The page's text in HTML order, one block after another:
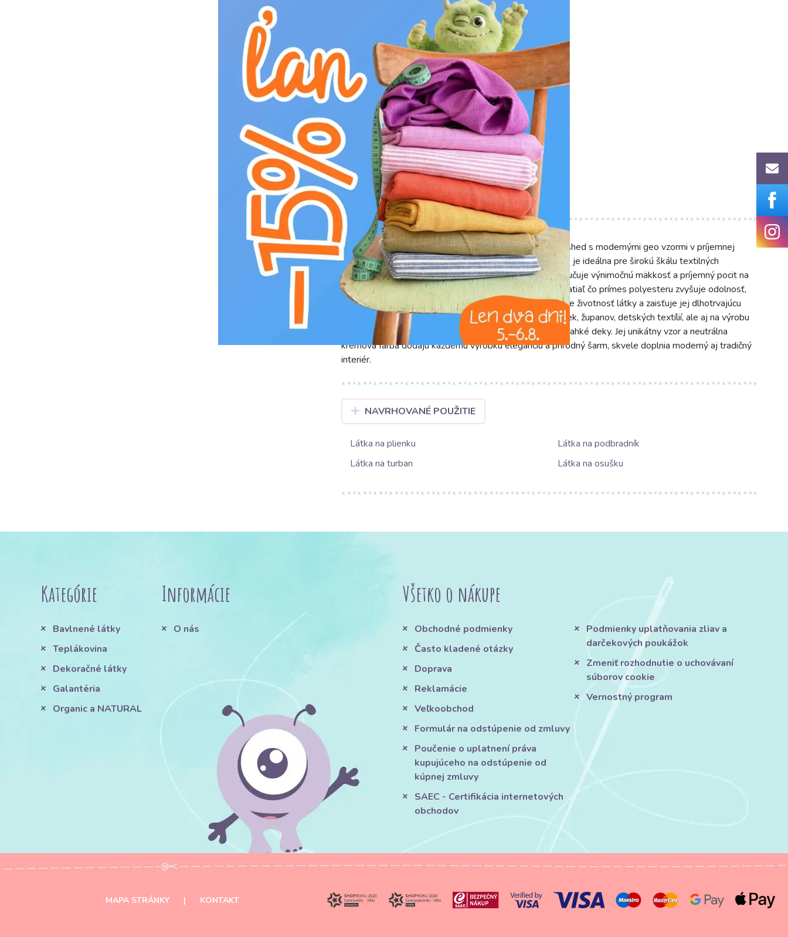
Ošetrovanie:
H nebieliť
D žehliť na nízkom stupni(110°C)
V v sušičke sušiť na nízkom stupni(do 60°C)
L profesionálne chemické čistenie
g prať na 30°C
Predstavujeme froté látku Froté Animal skin natural washed s modernými geo vzormi v príjemnej
krémovej farbe. So šírkou 155 cm a gramážou 250 g/m2 je ideálna pre širokú škálu textilných
projektov. Jej zloženie (80% bavlna, 20% polyester) zaručuje výnimočnú mäkkosť a príjemný pocit na
dotyk. Bavlna dodáva vynikajúcu savosť a priedušnosť, zatiaľ čo prímes polyesteru zvyšuje odolnosť,
stálosť tvaru a uľahčuje údržbu. Táto kombinácia predlžuje životnosť látky a zaisťuje jej dlhotrvajúcu
kvalitu. Toto všestranné froté je perfektné na šitie osušiek, županov, detských textílií, ale aj na výrobu
štýlových bytových doplnkov ako dekoračné vankúše či ľahké deky. Jej unikátny vzor a neutrálna
krémová farba dodajú každému výrobku eleganciu a prírodný šarm, skvele doplnia moderný aj tradičný
interiér.
NAVRHOVANÉ POUŽITIE
Látka na plienku
Látka na podbradník
Látka na turban
Látka na osušku
Kategórie
Bavlnené látky
Teplákovina
Dekoračné látky
Galantéria
Organic a NATURAL
Informácie
O nás
Všetko o nákupe
Obchodné podmienky
Často kladené otázky
Doprava
Reklamácie
Veľkoobchod
Formulár na odstúpenie od zmluvy
Poučenie o uplatnení práva
kupujúceho na odstúpenie od
kúpnej zmluvy
SAEC - Certifikácia internetových
obchodov
Podmienky uplatňovania zliav a
darčekových poukážok
Zmeniť rozhodnutie o uchovávaní
súborov cookie
Vernostný program
MAPA STRÁNKY | KONTAKT